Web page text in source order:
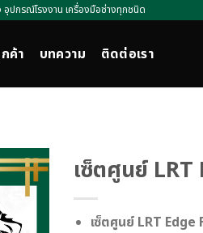
อุปกรณ์โรงงาน เครื่องมือช่างทุกชนิด
ค้า บทความ ติดต่อเรา
เซ็ตศูนย์
เซ็ตศูนย์ LRT Edge